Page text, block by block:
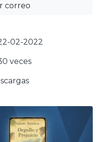
correo
02-2022
veces